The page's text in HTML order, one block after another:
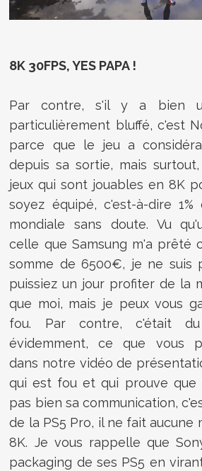
8K 30FPS, YES PAPA !
Par contre, s'il y a bien
particulièrement bluffé, c'est
parce que le jeu a
depuis sa sortie, mais
jeux qui sont jouables en 8K
soyez équipé, c'est-à-dire
mondiale sans doute. Vu
celle que Samsung m'a prêté
somme de 6500€, je ne suis
puissiez un jour profiter de la
que moi, mais je peux vous
fou. Par contre, c'était
évidemment, ce que vous
dans notre vidéo de
qui est fou et qui prouve que
pas bien sa communication,
de la PS5 Pro, il ne fait aucune
8K. Je vous rappelle que
packaging de ses PS5 en